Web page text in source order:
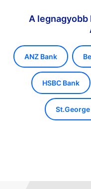
A legnagyobb
ANZ Bank
HSBC Bank
St.George